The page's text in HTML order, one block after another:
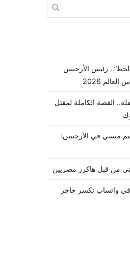
رئيس الأرجنتين
2026
القصة الكاملة لمقتل
ميسي في الأرجنتين:
من قبل هاكرز مصريين
واتساب تكسر حاجز